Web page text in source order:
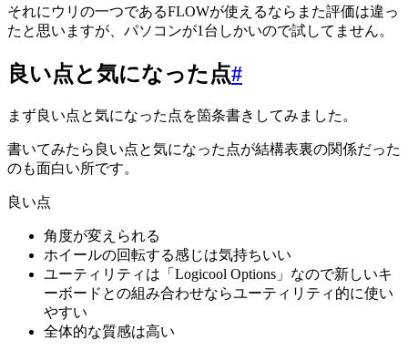
それにウリの一つであるFLOWが使えるならまた評価は違っ
たと思いますが、パソコンが1台しかいので試してません。
良い点と気になった点#
まず良い点と気になった点を箇条書きしてみました。
書いてみたら良い点と気になった点が結構表裏の関係だった
のも面白い所です。
良い点
角度が変えられる
ホイールの回転する感じは気持ちいい
ユーティリティは「Logicool Options」なので新しいキ
ーボードとの組み合わせならユーティリティ的に使い
やすい
全体的な質感は高い